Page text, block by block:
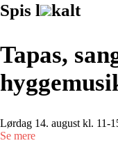
Spis l kalt
Tapas,
Lørdag 14. august kl. 11-
Se mere